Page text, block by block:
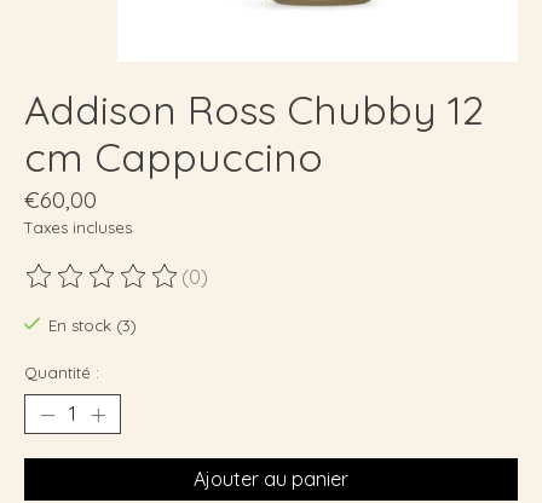
Addison Ross Chubby 12
cm Cappuccino
€60,00
Taxes incluses
Ce produit est évalué à
(0)
En stock (3)
Quantité :
Ajouter au panier